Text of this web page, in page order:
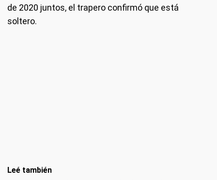
de 2020 juntos, el trapero confirmó que está
soltero.
Leé también